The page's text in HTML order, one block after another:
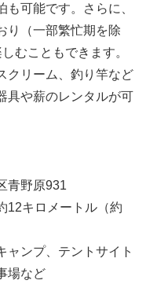
可能です。さらに、
り（一部繁忙期を除
むこともできます。
クリーム、釣り竿など
具や薪のレンタルが可
野原931
キロメートル（約
ャンプ、テントサイト
場など